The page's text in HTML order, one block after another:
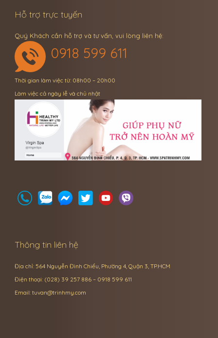
Hỗ trợ trực tuyến
Quý Khách cần hỗ trợ và tư vấn, vui lòng liên hệ:
0918 599 611
Thời gian làm việc từ: 08h00 – 20h00
Làm việc cả ngày lễ và chủ nhật
Thông tin liên hệ
Địa chỉ: 564 Nguyễn Đình Chiểu, Phường 4, Quận 3, TP.HCM
Điện thoại: (028) 39 257 886 – 0918 599 611
Email: tuvan@trinhmy.com